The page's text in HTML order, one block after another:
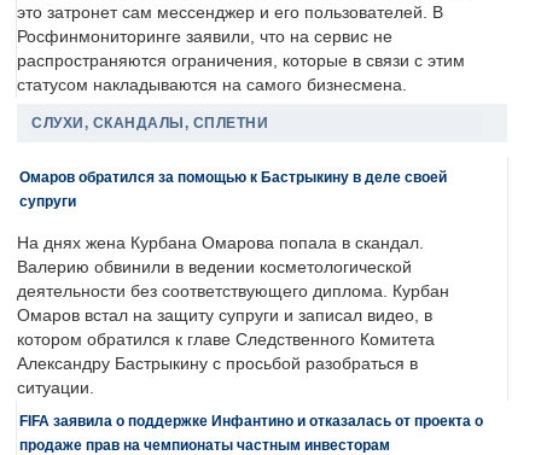
это затронет сам мессенджер и его пользователей. В
Росфинмониторинге заявили, что на сервис не
распространяются ограничения, которые в связи с этим
статусом накладываются на самого бизнесмена.
СЛУХИ, СКАНДАЛЫ, СПЛЕТНИ
Омаров обратился за помощью к Бастрыкину в деле своей
супруги
На днях жена Курбана Омарова попала в скандал.
Валерию обвинили в ведении косметологической
деятельности без соответствующего диплома. Курбан
Омаров встал на защиту супруги и записал видео, в
котором обратился к главе Следственного Комитета
Александру Бастрыкину с просьбой разобраться в
ситуации.
FIFA заявила о поддержке Инфантино и отказалась от проекта о
продаже прав на чемпионаты частным инвесторам